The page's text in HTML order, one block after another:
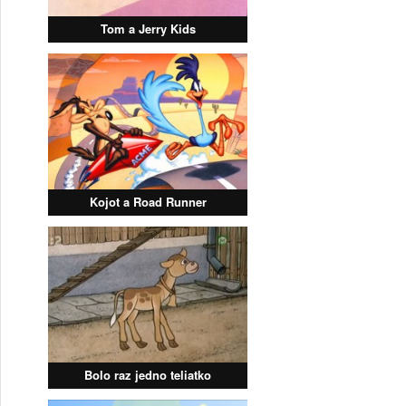
Tom a Jerry Kids
Kojot a Road Runner
Bolo raz jedno teliatko